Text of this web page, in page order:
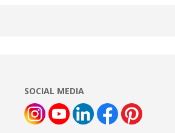
SOCIAL MEDIA